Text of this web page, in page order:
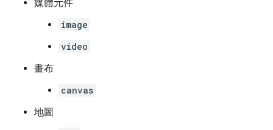
媒體元件
image
video
畫布
canvas
地圖